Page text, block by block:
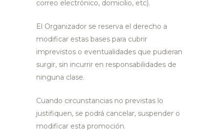
correo electrónico, domicilio, etc).
El Organizador se reserva el derecho a
modificar estas bases para cubrir
imprevistos o eventualidades que pudieran
surgir, sin incurrir en responsabilidades de
ninguna clase.
Cuando circunstancias no previstas lo
justifiquen, se podrá cancelar, suspender o
modificar esta promoción.